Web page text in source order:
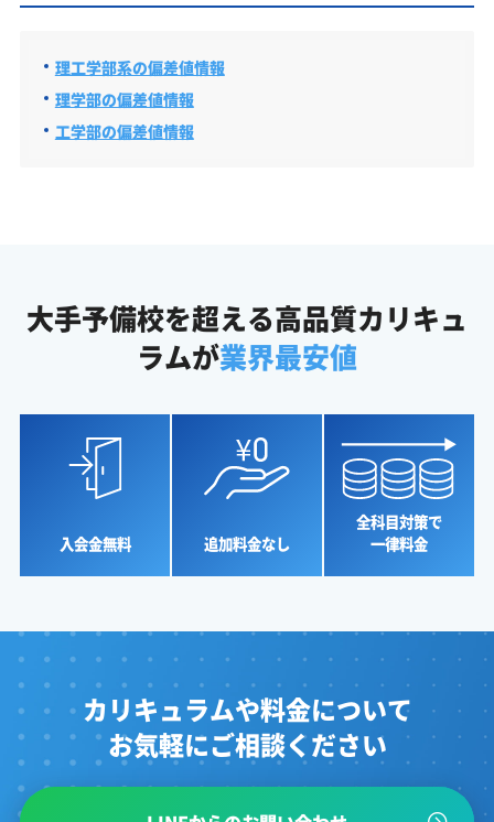
理工学部系の偏差値情報
理学部の偏差値情報
工学部の偏差値情報
大手予備校を超える高品質カリキュ
ラムが業界最安値
入会金無料 追加料金なし
全科目対策で
一律料金
カリキュラムや料金について
お気軽にご相談ください